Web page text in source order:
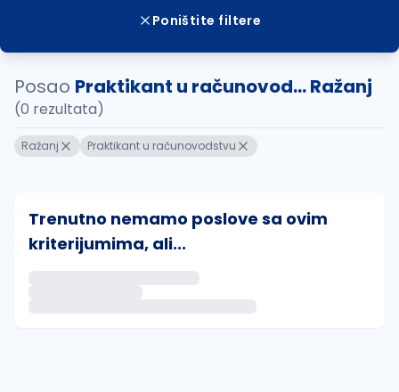
Poništite filtere
Posao Praktikant u računovod... Ražanj
(0 rezultata)
Ražanj Praktikant u računovodstvu
Trenutno nemamo poslove sa ovim
kriterijumima, ali...